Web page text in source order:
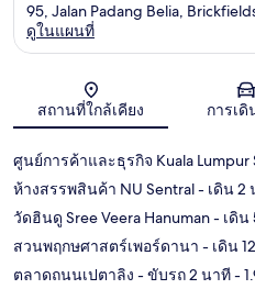
95, Jalan Padang Belia,
ดูในแผนที่
สถานที่ใกล้เคียง การเดิ
ศูนย์การค้าและธุรกิจ Kuala Lumpur
ห้างสรรพสินค้า NU Sentral- เดิน 2
วัดฮินดู Sree Veera Hanuman- เดิน
สวนพฤกษศาสตร์เพอร์ดานา - เดิน
ตลาดถนนเปตาลิง - ขับรถ 2 นาที-